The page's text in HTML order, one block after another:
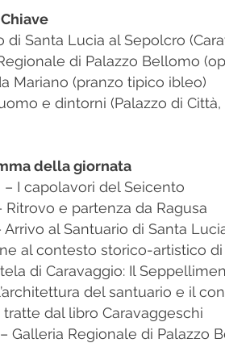
di Santa Lucia al Sepolcro
di Palazzo Bellomo
Mariano (pranzo tipico ibleo)
e dintorni (Palazzo di
della giornata
– I capolavori del Seicento
Ritrovo e partenza da Ragusa
Arrivo al Santuario di Santa
al contesto storico-artistico di
di Caravaggio: Il
del santuario e il
dal libro Caravaggeschi
– Galleria Regionale di Palazzo